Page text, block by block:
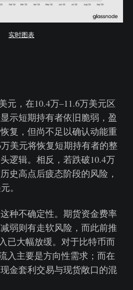
实时图表
元，在10.4万–11.6万美元区
示短期持有者依旧脆弱，盈
复，但尚不足以确认动能重
美元将恢复短期持有者的整
逻辑。相反，若跌破10.4万
史高点后疲态阶段的风险，
。
种不确定性。期货资金费率
弱则有走软风险，而此前推
已大幅放缓。对于比特币而
入主要是方向性需求；而在
金套利交易与现货敞口的混